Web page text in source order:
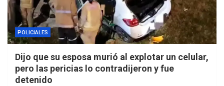
POLICIALES
Dijo que su esposa murió al explotar un celular,
pero las pericias lo contradijeron y fue
detenido